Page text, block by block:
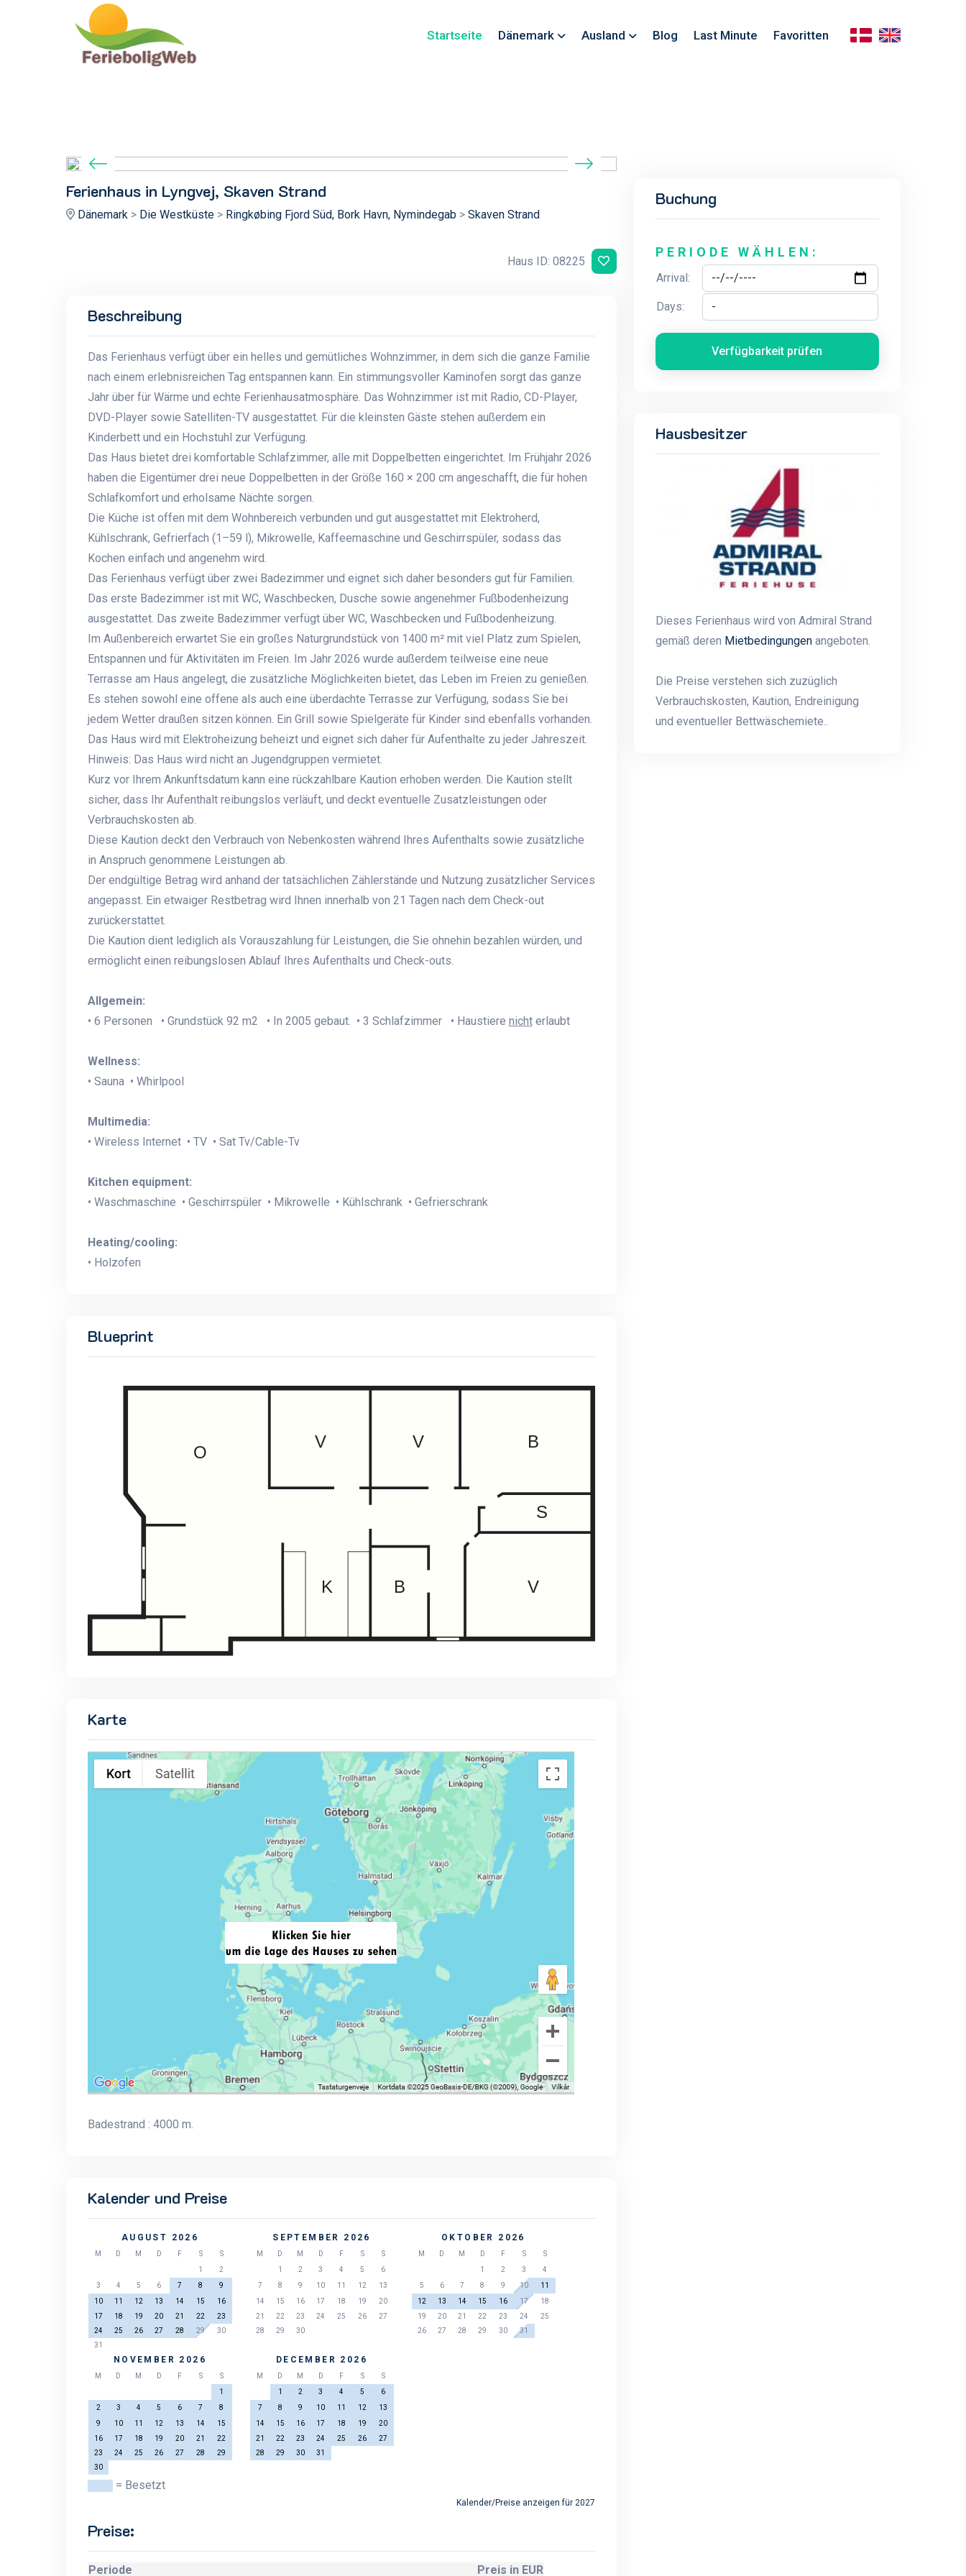
Startseite Dänemark Ausland Blog Last Minute Favoritten
Ferienhaus in Lyngvej, Skaven Strand
Dänemark > Die Westküste> Ringkøbing Fjord Süd, Bork Havn, Nymindegab> Skaven Strand
Haus ID: 08225
Beschreibung
Das Ferienhaus verfügt über ein helles und gemütliches Wohnzimmer, in dem sich die ganze Familie
nach einem erlebnisreichen Tag entspannen kann. Ein stimmungsvoller Kaminofen sorgt das ganze
Jahr über für Wärme und echte Ferienhausatmosphäre. Das Wohnzimmer ist mit Radio, CD-Player,
DVD-Player sowie Satelliten-TV ausgestattet. Für die kleinsten Gäste stehen außerdem ein
Kinderbett und ein Hochstuhl zur Verfügung.
Das Haus bietet drei komfortable Schlafzimmer, alle mit Doppelbetten eingerichtet. Im Frühjahr 2026
haben die Eigentümer drei neue Doppelbetten in der Größe 160 × 200 cm angeschafft, die für hohen
Schlafkomfort und erholsame Nächte sorgen.
Die Küche ist offen mit dem Wohnbereich verbunden und gut ausgestattet mit Elektroherd,
Kühlschrank, Gefrierfach (1–59 l), Mikrowelle, Kaffeemaschine und Geschirrspüler, sodass das
Kochen einfach und angenehm wird.
Das Ferienhaus verfügt über zwei Badezimmer und eignet sich daher besonders gut für Familien.
Das erste Badezimmer ist mit WC, Waschbecken, Dusche sowie angenehmer Fußbodenheizung
ausgestattet. Das zweite Badezimmer verfügt über WC, Waschbecken und Fußbodenheizung.
Im Außenbereich erwartet Sie ein großes Naturgrundstück von 1400 m² mit viel Platz zum Spielen,
Entspannen und für Aktivitäten im Freien. Im Jahr 2026 wurde außerdem teilweise eine neue
Terrasse am Haus angelegt, die zusätzliche Möglichkeiten bietet, das Leben im Freien zu genießen.
Es stehen sowohl eine offene als auch eine überdachte Terrasse zur Verfügung, sodass Sie bei
jedem Wetter draußen sitzen können. Ein Grill sowie Spielgeräte für Kinder sind ebenfalls vorhanden.
Das Haus wird mit Elektroheizung beheizt und eignet sich daher für Aufenthalte zu jeder Jahreszeit.
Hinweis: Das Haus wird nicht an Jugendgruppen vermietet.
Kurz vor Ihrem Ankunftsdatum kann eine rückzahlbare Kaution erhoben werden. Die Kaution stellt
sicher, dass Ihr Aufenthalt reibungslos verläuft, und deckt eventuelle Zusatzleistungen oder
Verbrauchskosten ab.
Diese Kaution deckt den Verbrauch von Nebenkosten während Ihres Aufenthalts sowie zusätzliche
in Anspruch genommene Leistungen ab.
Der endgültige Betrag wird anhand der tatsächlichen Zählerstände und Nutzung zusätzlicher Services
angepasst. Ein etwaiger Restbetrag wird Ihnen innerhalb von 21 Tagen nach dem Check-out
zurückerstattet.
Die Kaution dient lediglich als Vorauszahlung für Leistungen, die Sie ohnehin bezahlen würden, und
ermöglicht einen reibungslosen Ablauf Ihres Aufenthalts und Check-outs.
Allgemein:
• 6 Personen • Grundstück 92 m2 • In 2005 gebaut. • 3 Schlafzimmer • Haustiere nichterlaubt
Wellness:
• Sauna • Whirlpool
Multimedia:
• Wireless Internet • TV • Sat Tv/Cable-Tv
Kitchen equipment:
• Waschmaschine • Geschirrspüler • Mikrowelle • Kühlschrank • Gefrierschrank
Heating/cooling:
• Holzofen
Blueprint
Karte
Badestrand : 4000 m.
Kalender und Preise
AUGUST 2026
M D M D F S
S
1
2
3
4 5 6 7 8
9
10
11 12 13 14 15
16
17
18 19 20 21 22
23
24
25 26 27 28 29
30
31
SEPTEMBER 2026
M D M D F S
S
1
2 3 4 5
6
7
8 9 10 11 12
13
14
15 16 17 18 19
20
21
22 23 24 25 26
27
28
29 30
OKTOBER 2026
M D M D F S
S
1
2 3
4
5
6 7 8 9 10
11
12
13 14 15 16 17
18
19
20 21 22 23 24
25
26
27 28 29 30 31
NOVEMBER 2026
M D M D F S
S
1
2
3 4 5 6 7
8
9
10 11 12 13 14
15
16
17 18 19 20 21
22
23
24 25 26 27 28
29
30
DECEMBER 2026
M D M D F S
S
1
2 3 4 5
6
7
8 9 10 11 12
13
14
15 16 17 18 19
20
21
22 23 24 25 26
27
28
29 30 31
= Besetzt
Kalender/Preise anzeigen für 2027
Preise:
Periode Preis in EUR
Buchung
PERIODE WÄHLEN:
Arrival:
Days:
Verfügbarkeit prüfen
Hausbesitzer
Dieses Ferienhaus wird von Admiral Strand
gemäß deren Mietbedingungenangeboten.
Die Preise verstehen sich zuzüglich
Verbrauchskosten, Kaution, Endreinigung
und eventueller Bettwäschemiete..